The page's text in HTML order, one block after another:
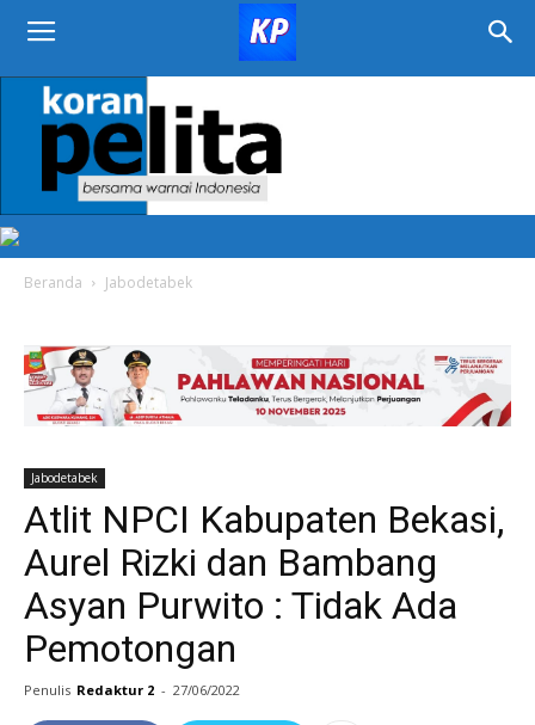
KORAN
PELITA
Beranda Jabodetabek
Jabodetabek
Atlit NPCI Kabupaten Bekasi,
Aurel Rizki dan Bambang
Asyan Purwito : Tidak Ada
Pemotongan
Penulis Redaktur 2 - 27/06/2022